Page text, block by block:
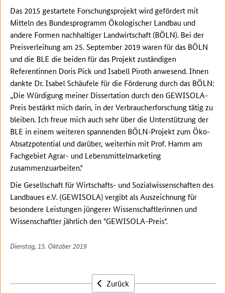
Das 2015 gestartete Forschungsprojekt wird gefördert mit
Mitteln des Bundesprogramm Ökologischer Landbau und
andere Formen nachhaltiger Landwirtschaft (BÖLN). Bei der
Preisverleihung am 25. September 2019 waren für das BÖLN
und die BLE die beiden für das Projekt zuständigen
Referentinnen Doris Pick und Isabell Piroth anwesend. Ihnen
dankte Dr. Isabel Schäufele für die Förderung durch das BÖLN:
„Die Würdigung meiner Dissertation durch den GEWISOLA-
Preis bestärkt mich darin, in der Verbraucherforschung tätig zu
bleiben. Ich freue mich auch sehr über die Unterstützung der
BLE in einem weiteren spannenden BÖLN-Projekt zum Öko-
Absatzpotential und darüber, weiterhin mit Prof. Hamm am
Fachgebiet Agrar- und Lebensmittelmarketing
zusammenzuarbeiten."
Die Gesellschaft für Wirtschafts- und Sozialwissenschaften des
Landbaues e.V. (GEWISOLA) vergibt als Auszeichnung für
besondere Leistungen jüngerer Wissenschaftlerinnen und
Wissenschaftler jährlich den "GEWISOLA-Preis".
Dienstag, 15. Oktober 2019
Zurück